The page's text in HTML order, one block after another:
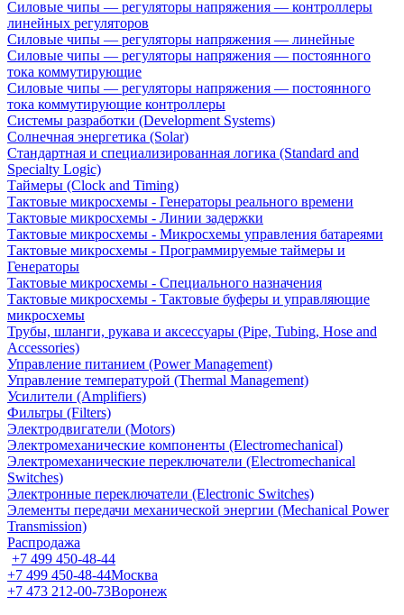
Силовые чипы — регуляторы напряжения — контроллеры
линейных регуляторов
Силовые чипы — регуляторы напряжения — линейные
Силовые чипы — регуляторы напряжения — постоянного
тока коммутирующие
Силовые чипы — регуляторы напряжения — постоянного
тока коммутирующие контроллеры
Системы разработки (Development Systems)
Солнечная энергетика (Solar)
Стандартная и специализированная логика (Standard and
Specialty Logic)
Таймеры (Clock and Timing)
Тактовые микросхемы - Генераторы реального времени
Тактовые микросхемы - Линии задержки
Тактовые микросхемы - Микросхемы управления батареями
Тактовые микросхемы - Программируемые таймеры и
Генераторы
Тактовые микросхемы - Специального назначения
Тактовые микросхемы - Тактовые буферы и управляющие
микросхемы
Трубы, шланги, рукава и аксессуары (Pipe, Tubing, Hose and
Accessories)
Управление питанием (Power Management)
Управление температурой (Thermal Management)
Усилители (Amplifiers)
Фильтры (Filters)
Электродвигатели (Motors)
Электромеханические компоненты (Electromechanical)
Электромеханические переключатели (Electromechanical
Switches)
Электронные переключатели (Electronic Switches)
Элементы передачи механической энергии (Mechanical Power
Transmission)
Распродажа
+7 499 450-48-44
+7 499 450-48-44Москва
+7 473 212-00-73Воронеж